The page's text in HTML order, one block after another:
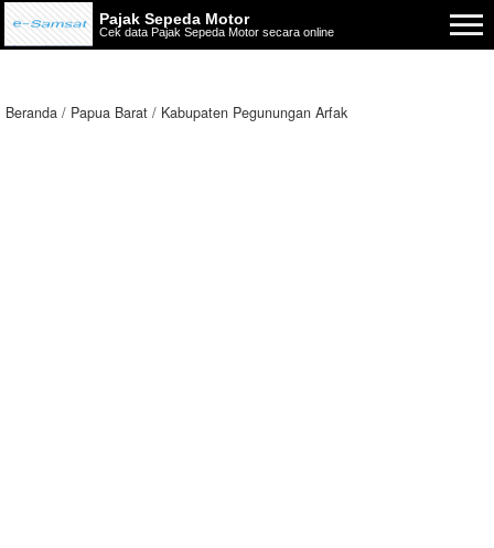
Pajak Sepeda Motor
Cek data Pajak Sepeda Motor secara online
Beranda Papua Barat Kabupaten Pegunungan Arfak